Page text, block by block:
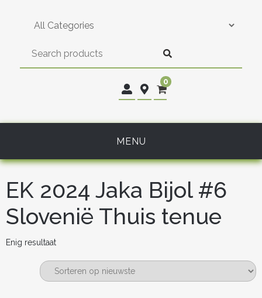
0
MENU
EK 2024 Jaka Bijol #6
Slovenië Thuis tenue
Enig resultaat